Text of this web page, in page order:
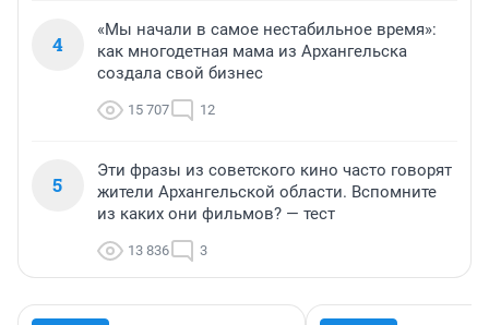
4
«Мы начали в самое нестабильное время»:
как многодетная мама из Архангельска
создала свой бизнес
15 707 12
5
Эти фразы из советского кино часто говорят
жители Архангельской области. Вспомните
из каких они фильмов? — тест
13 836 3